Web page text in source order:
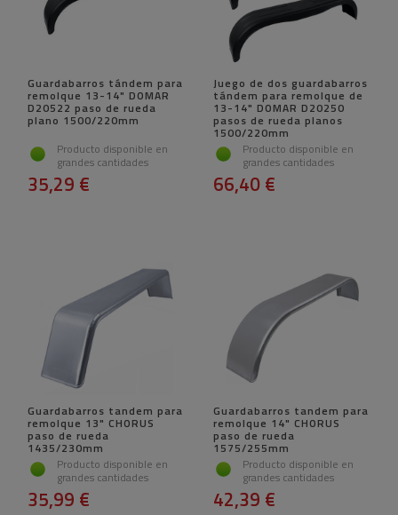
Guardabarros tándem para
remolque 13-14" DOMAR
D20522 paso de rueda
plano 1500/220mm
Producto disponible en
grandes cantidades
35,29 €
Juego de dos guardabarros
tándem para remolque de
13-14" DOMAR D20250
pasos de rueda planos
1500/220mm
Producto disponible en
grandes cantidades
66,40 €
Guardabarros tandem para
remolque 13" CHORUS
paso de rueda
1435/230mm
Producto disponible en
grandes cantidades
35,99 €
Guardabarros tandem para
remolque 14" CHORUS
paso de rueda
1575/255mm
Producto disponible en
grandes cantidades
42,39 €